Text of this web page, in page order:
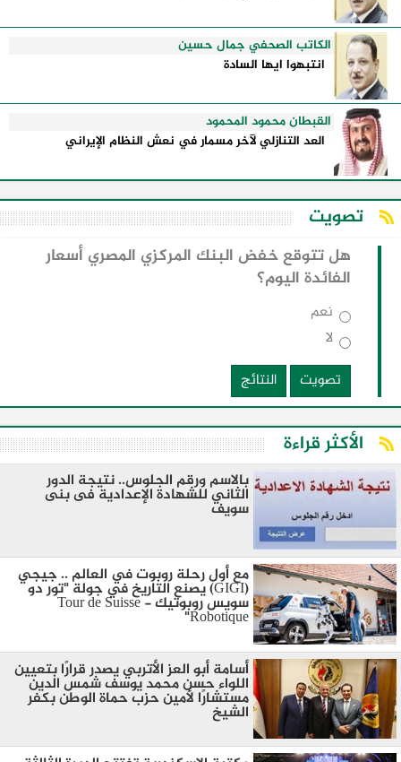
الكاتب الصحفي جمال حسين
انتبهوا ايها السادة
القبطان محمود المحمود
العد التنازلي لآخر مسمار في نعش النظام الإيراني
تصويت
هل تتوقع خفض البنك المركزي المصري أسعار
الفائدة اليوم؟
نعم
لا
تصويت
النتائج
الأكثر قراءة
بالاسم ورقم الجلوس.. نتيجة الدور
الثاني للشهادة الإعدادية فى بنى
سويف
مع أول رحلة روبوت في العالم .. جيجي
(GIGI) يصنع التاريخ في جولة "تور دو
سويس روبوتيك - Tour de Suisse
Robotique"
أسامة أبو العز الأتربي يصدر قرارًا بتعيين
اللواء حسن محمد يوسف شمس الدين
مستشارًا لأمين حزب حماة الوطن بكفر
الشيخ